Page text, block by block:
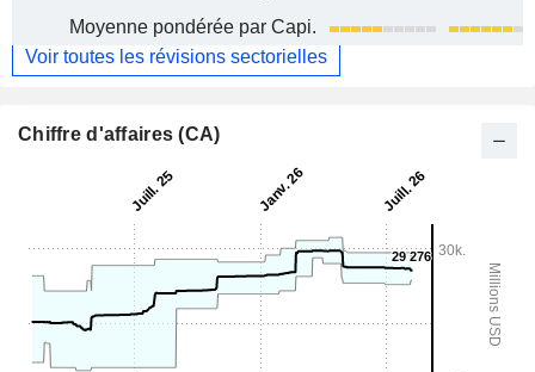
Moyenne pondérée par Capi.
Voir toutes les révisions sectorielles
Chiffre d'affaires (CA)